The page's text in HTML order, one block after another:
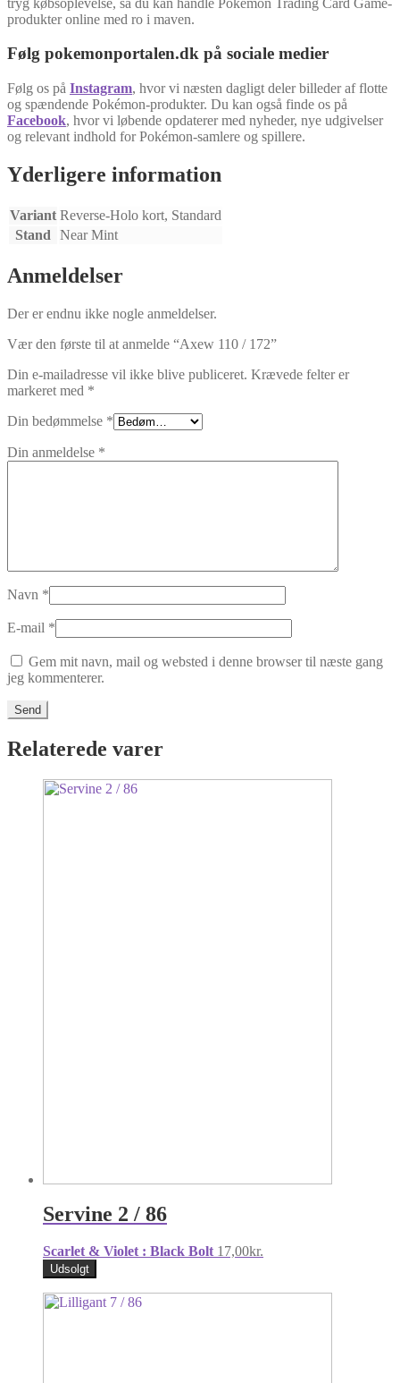
produkter online med ro i maven.
Følg pokemonportalen.dk på sociale medier
Følg os på Instagram, hvor vi næsten dagligt deler billeder af flotte
og spændende Pokémon-produkter. Du kan også finde os på
Facebook, hvor vi løbende opdaterer med nyheder, nye udgivelser
og relevant indhold for Pokémon-samlere og spillere.
Yderligere information
Variant Reverse-Holo kort, Standard
Stand
Near Mint
Anmeldelser
Der er endnu ikke nogle anmeldelser.
Vær den første til at anmelde “Axew 110 / 172”
Din e-mailadresse vil ikke blive publiceret. Krævede felter er
markeret med *
Din bedømmelse *
Din anmeldelse *
Navn *
E-mail *
Gem mit navn, mail og websted i denne browser til næste gang
jeg kommenterer.
Relaterede varer
Servine 2 / 86
Scarlet & Violet : Black Bolt 17,00kr.
Udsolgt